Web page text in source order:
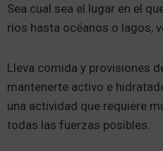
Sea cual sea el lugar en el
ríos hasta océanos o lagos,
Lleva comida y provisiones
mantenerte activo e
una actividad que requiere
todas las fuerzas posibles.